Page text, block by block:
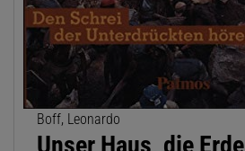
Boff, Leonardo